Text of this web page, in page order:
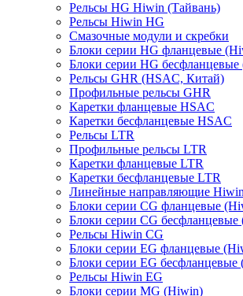
Рельсы HG Hiwin (Тайвань)
Рельсы Hiwin HG
Смазочные модули и скребки
Блоки серии HG фланцевые
Блоки серии HG
Рельсы GHR (HSAC, Китай)
Профильные рельсы GHR
Каретки фланцевые HSAC
Каретки бесфланцевые HSAC
Рельсы LTR
Профильные рельсы LTR
Каретки фланцевые LTR
Каретки бесфланцевые LTR
Линейные направляющие Hiwin
Блоки серии CG фланцевые
Блоки серии CG
Рельсы Hiwin CG
Блоки серии EG фланцевые
Блоки серии EG бесфланцевые
Рельсы Hiwin EG
Блоки серии MG (Hiwin)